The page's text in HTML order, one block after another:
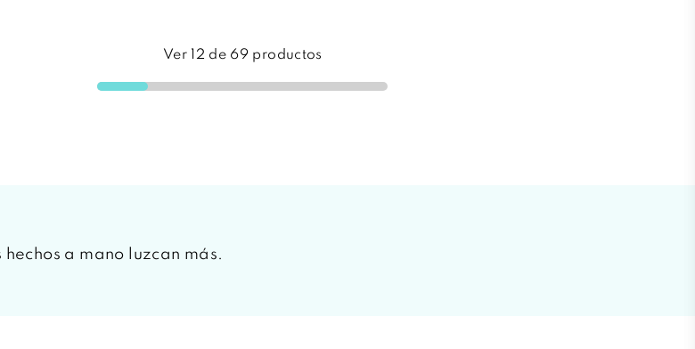
Ver 12 de 69 productos
a mano luzcan más.